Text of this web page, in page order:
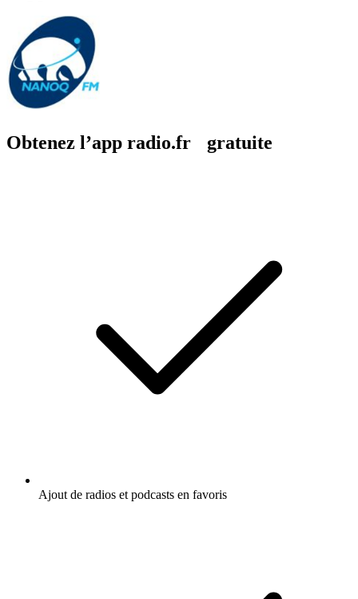
Obtenez l’app radio.fr gratuite
Ajout de radios et podcasts en favoris